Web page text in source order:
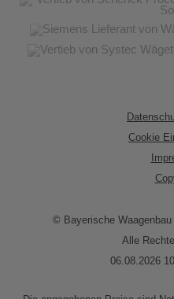
Cookie
© Bayerische
Alle
06.08.2026